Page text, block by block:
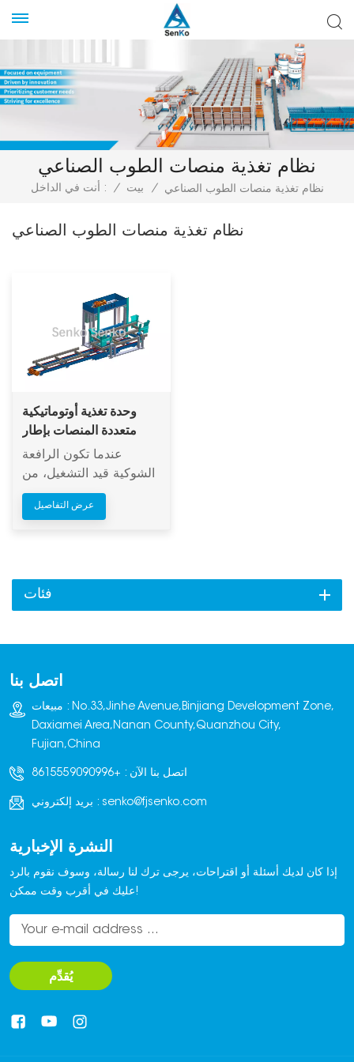
نظام تغذية منصات الطوب الصناعي
أنت في الداخل : / بيت / نظام تغذية منصات الطوب الصناعي
نظام تغذية منصات الطوب الصناعي
وحدة تغذية أوتوماتيكية
متعددة المنصات بإطار
دعم فولاذي
عندما تكون الرافعة
الشوكية قيد التشغيل، من
أجل رفع منصات نقالة أو
أكوام متعددة في وقت
عرض التفاصيل
فئات
اتصل بنا
مبيعات : No.33,Jinhe Avenue,Binjiang Development Zone,
Daxiamei Area,Nanan County,Quanzhou City,
Fujian,China
اتصل بنا الآن : +8615559090996
بريد إلكتروني : senko@fjsenko.com
النشرة الإخبارية
إذا كان لديك أسئلة أو اقتراحات، يرجى ترك لنا رسالة، وسوف نقوم بالرد
عليك في أقرب وقت ممكن!
يُقدِّم